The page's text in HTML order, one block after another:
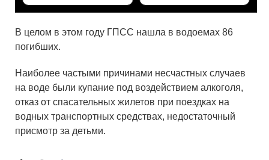
В целом в этом году ГПСС нашла в водоемах 86
погибших.
Наиболее частыми причинами несчастных случаев
на воде были купание под воздействием алкоголя,
отказ от спасательных жилетов при поездках на
водных транспортных средствах, недостаточный
присмотр за детьми.